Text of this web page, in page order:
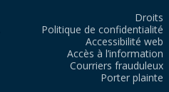
Droits
Politique de confidentialité
Accessibilité web
Accès à l’information
Courriers frauduleux
Porter plainte